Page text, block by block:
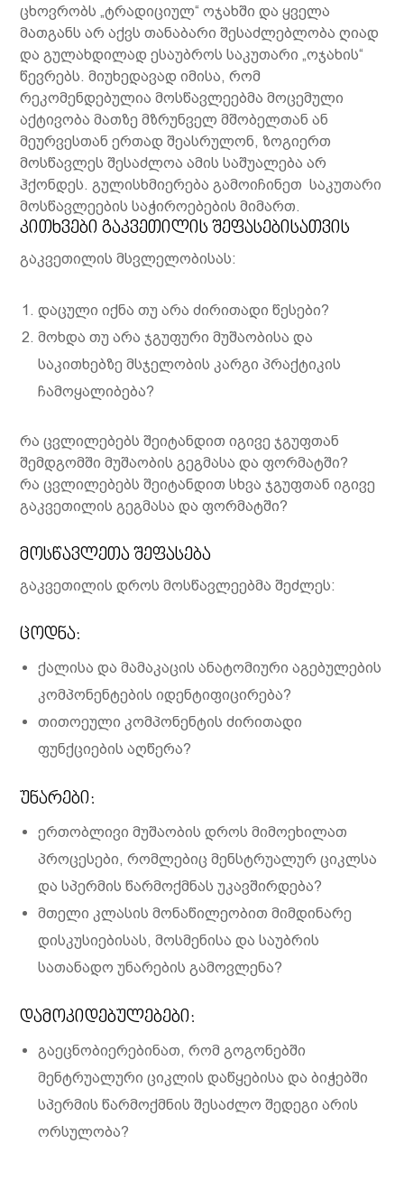
ცხოვრობს „ტრადიციულ“ ოჯახში და ყველა
მათგანს არ აქვს თანაბარი შესაძლებლობა ღიად
და გულახდილად ესაუბროს საკუთარი „ოჯახის“
წევრებს. მიუხედავად იმისა, რომ
რეკომენდებულია მოსწავლეებმა მოცემული
აქტივობა მათზე მზრუნველ მშობელთან ან
მეურვესთან ერთად შეასრულონ, ზოგიერთ
მოსწავლეს შესაძლოა ამის საშუალება არ
ჰქონდეს. გულისხმიერება გამოიჩინეთ საკუთარი
მოსწავლეების საჭიროებების მიმართ.
კითხვები გაკვეთილის შეფასებისათვის
გაკვეთილის მსვლელობისას:
დაცული იქნა თუ არა ძირითადი წესები?
მოხდა თუ არა ჯგუფური მუშაობისა და
საკითხებზე მსჯელობის კარგი პრაქტიკის
ჩამოყალიბება?
რა ცვლილებებს შეიტანდით იგივე ჯგუფთან
შემდგომში მუშაობის გეგმასა და ფორმატში?
რა ცვლილებებს შეიტანდით სხვა ჯგუფთან იგივე
გაკვეთილის გეგმასა და ფორმატში?
მოსწავლეთა შეფასება
გაკვეთილის დროს მოსწავლეებმა შეძლეს:
ცოდნა:
ქალისა და მამაკაცის ანატომიური აგებულების
კომპონენტების იდენტიფიცირება?
თითოეული კომპონენტის ძირითადი
ფუნქციების აღწერა?
უნარები:
ერთობლივი მუშაობის დროს მიმოეხილათ
პროცესები, რომლებიც მენსტრუალურ ციკლსა
და სპერმის წარმოქმნას უკავშირდება?
მთელი კლასის მონაწილეობით მიმდინარე
დისკუსიებისას, მოსმენისა და საუბრის
სათანადო უნარების გამოვლენა?
დამოკიდებულებები:
გაეცნობიერებინათ, რომ გოგონებში
მენტრუალური ციკლის დაწყებისა და ბიჭებში
სპერმის წარმოქმნის შესაძლო შედეგი არის
ორსულობა?